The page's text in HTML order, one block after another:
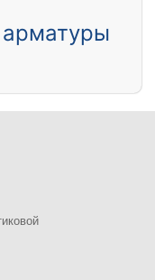
арматуры